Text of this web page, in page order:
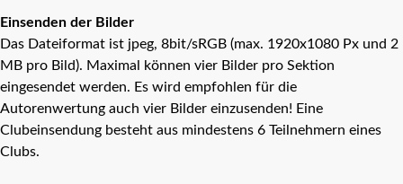
Einsenden der Bilder
Das Dateiformat ist jpeg, 8bit/sRGB (max. 1920x1080 Px und 2
MB pro Bild). Maximal können vier Bilder pro Sektion
eingesendet werden. Es wird empfohlen für die
Autorenwertung auch vier Bilder einzusenden! Eine
Clubeinsendung besteht aus mindestens 6 Teilnehmern eines
Clubs.